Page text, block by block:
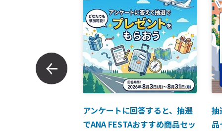
アンケートに回答すると、抽選
でANA FESTAおすすめ商品セッ
抽